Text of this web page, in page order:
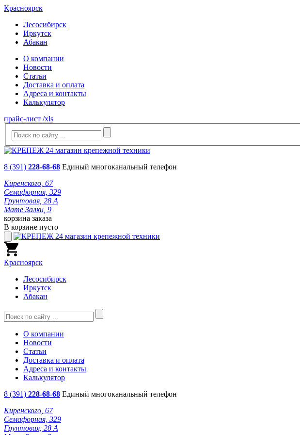
Красноярск
Лесосибирск
Иркутск
Абакан
О компании
Новости
Статьи
Доставка и оплата
Адреса и контакты
Калькулятор
прайс-лист /xls
8 (391) 228-68-68 Единый многоканальный телефон
Киренского, 67
Семафорная, 329
Грунтовая, 28 А
Мате Залки, 9
корзина заказа
В корзине пусто
Красноярск
Лесосибирск
Иркутск
Абакан
О компании
Новости
Статьи
Доставка и оплата
Адреса и контакты
Калькулятор
8 (391) 228-68-68 Единый многоканальный телефон
Киренского, 67
Семафорная, 329
Грунтовая, 28 А